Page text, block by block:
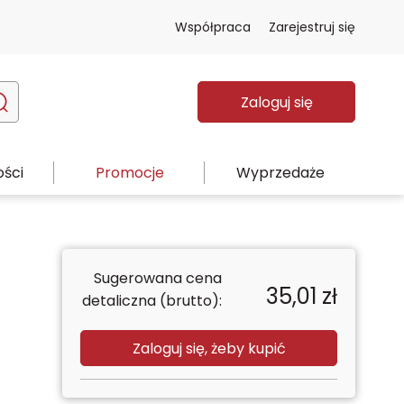
Współpraca Zarejestruj się
Zaloguj się
Promocje Wyprzedaże
Sugerowana cena
detaliczna (brutto):
35,01 zł
Zaloguj się, żeby kupić